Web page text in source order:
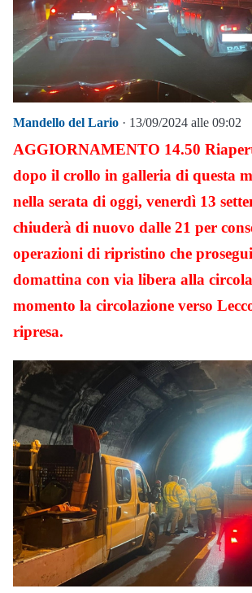
Mandello del Lario · 13/09/2024 alle 09:02
AGGIORNAMENTO 14.50
dopo il crollo in galleria di questa
nella serata di oggi, venerdì 13
chiuderà di nuovo dalle 21 per
operazioni di ripristino che
domattina con via libera alla
momento la circolazione verso
ripresa.